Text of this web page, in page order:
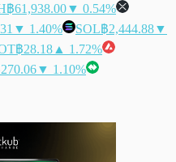
฿61,938.00▼ 0.54%
▼ 1.40% SOL฿2,444.88▼
฿28.18 ▲ 1.72%
▼ 1.10%